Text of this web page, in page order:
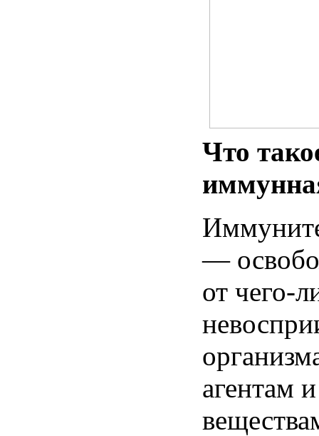
Что
—
от чего-
агентам